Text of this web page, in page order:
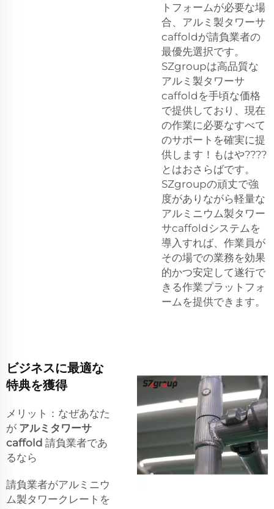
トフォームが必要な場
合、アルミ製タワーサ
caffoldが請負業者の
最優先選択です。
SZgroupは高品質な
アルミ製タワーサ
caffoldを手頃な価格
で提供しており、現在
の作業に必要なすべて
のサポートを確実に提
供します！もはや????
とはおさらばです。
SZgroupの頑丈で強
度がありながら軽量な
アルミニウム製タワー
サcaffoldシステムを
導入すれば、作業員が
その場での業務を効果
的かつ安定して遂行で
きる作業プラットフォ
ームを提供できます。
ビジネスに最適な
特典を獲得
メリット：なぜあなた
が アルミタワーサ
caffold 請負業者であ
るなら
請負業者がアルミニウ
ム製タワークレートを